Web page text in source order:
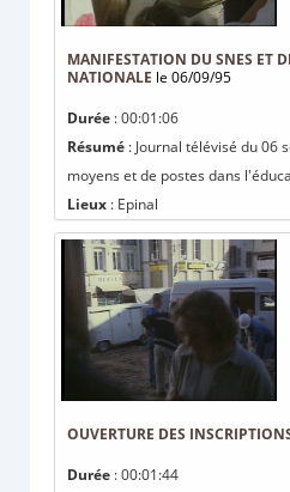
MANIFESTATION DU SNES ET
NATIONALE le 06/09/95
Durée : 00:01:06
Résumé : Journal télévisé du 06
moyens et de postes dans
Lieux : Epinal
OUVERTURE DES
Durée : 00:01:44